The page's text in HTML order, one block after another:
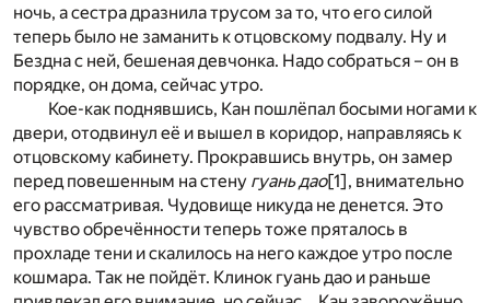
ночь, а сестра дразнила трусом за то, что его силой
теперь было не заманить к отцовскому подвалу. Ну и
Бездна с ней, бешеная девчонка. Надо собраться – он в
порядке, он дома, сейчас утро.
Кое-как поднявшись, Кан пошлёпал босыми ногами к
двери, отодвинул её и вышел в коридор, направляясь к
отцовскому кабинету. Прокравшись внутрь, он замер
перед повешенным на стену гуань дао[1], внимательно
его рассматривая. Чудовище никуда не денется. Это
чувство обречённости теперь тоже пряталось в
прохладе тени и скалилось на него каждое утро после
кошмара. Так не пойдёт. Клинок гуань дао и раньше